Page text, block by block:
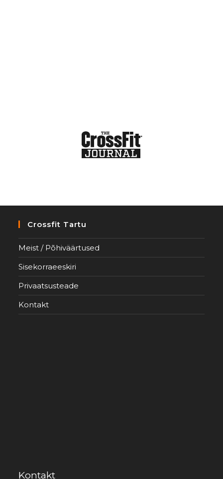
Crossfit Tartu
Meist / Põhiväärtused
Sisekorraeeskiri
Privaatsusteade
Kontakt
Kontakt